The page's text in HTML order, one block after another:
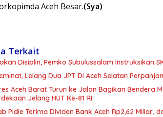
Aceh Besar.(Sya)
Terkait
Disiplin, Pemko Subulussalam Instruksikan
Lelang Dua JPT Di Aceh Selatan
Aceh Barat Turun ke Jalan Bagikan Bendera
Jelang HUT Ke-81 RI
Pidie Terima Dividen Bank Aceh Rp2,62 Miliar,